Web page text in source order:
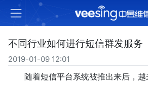
不同行业如何进行短信群发服务
2019-01-09 12:01
随着短信平台系统被推出来后，